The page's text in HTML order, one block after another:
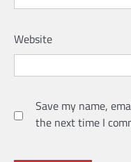
Website
Save my name,
the next time I